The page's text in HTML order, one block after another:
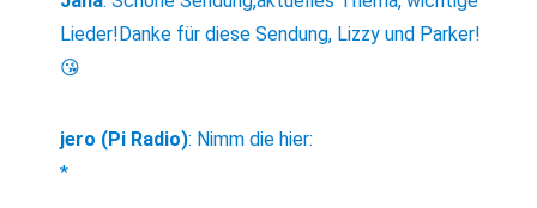
Lieder!Danke für diese Sendung, Lizzy und Parker!
😘
jero (Pi Radio): Nimm die hier:
*